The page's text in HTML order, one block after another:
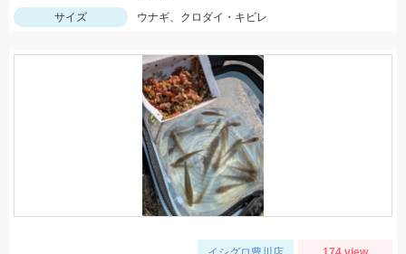
サイズ
ウナギ、クロダイ・キビレ